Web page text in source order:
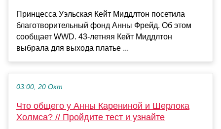
Принцесса Уэльская Кейт Миддлтон посетила
благотворительный фонд Анны Фрейд. Об этом
сообщает WWD. 43-летняя Кейт Миддлтон
выбрала для выхода платье ...
03:00, 20 Окт
Что общего у Анны Карениной и Шерлока
Холмса? // Пройдите тест и узнайте